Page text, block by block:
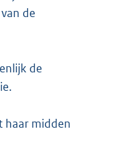
de
de
haar midden